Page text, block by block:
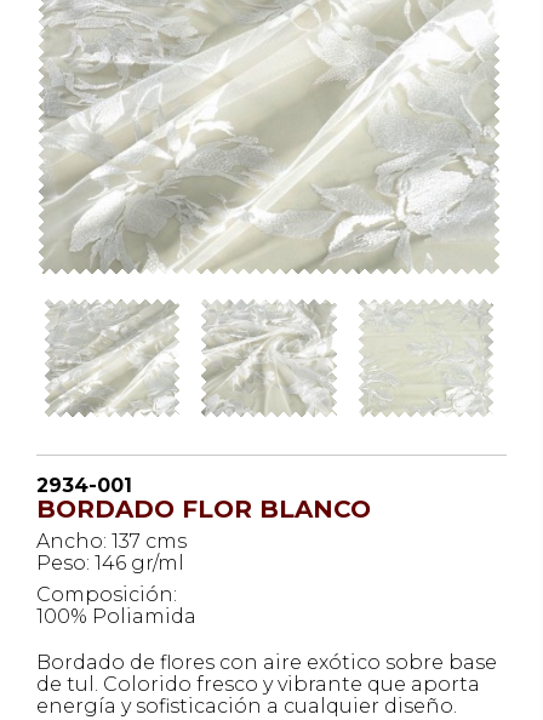
2934-001
BORDADO FLOR BLANCO
Ancho: 137 cms
Peso: 146 gr/ml
Composición:
100% Poliamida
Bordado de flores con aire exótico sobre base
de tul. Colorido fresco y vibrante que aporta
energía y sofisticación a cualquier diseño.